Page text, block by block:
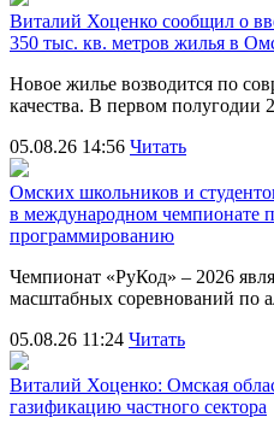
Виталий Хоценко сообщил о
350 тыс. кв. метров жилья в
Новое жилье возводится по
качества. В первом полугодии
05.08.26 14:56 Читать
Омских школьников и
в международном чемпионате
программированию
Чемпионат «РуКод» – 2026
масштабных соревнований по
05.08.26 11:24 Читать
Виталий Хоценко: Омская
газификацию частного сектора